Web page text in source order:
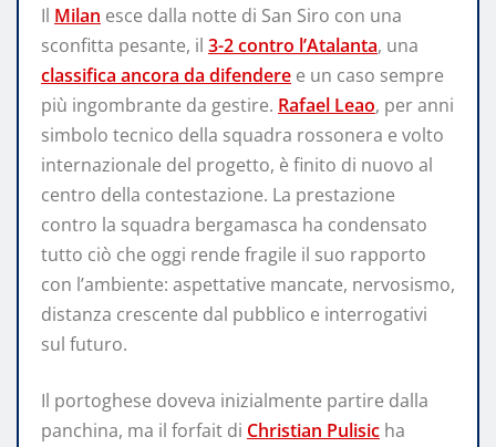
Il Milan esce dalla notte di San Siro con una
sconfitta pesante, il 3-2 contro l’Atalanta, una
classifica ancora da difendere e un caso sempre
più ingombrante da gestire. Rafael Leao, per anni
simbolo tecnico della squadra rossonera e volto
internazionale del progetto, è finito di nuovo al
centro della contestazione. La prestazione
contro la squadra bergamasca ha condensato
tutto ciò che oggi rende fragile il suo rapporto
con l’ambiente: aspettative mancate, nervosismo,
distanza crescente dal pubblico e interrogativi
sul futuro.
Il portoghese doveva inizialmente partire dalla
panchina, ma il forfait di Christian Pulisic ha